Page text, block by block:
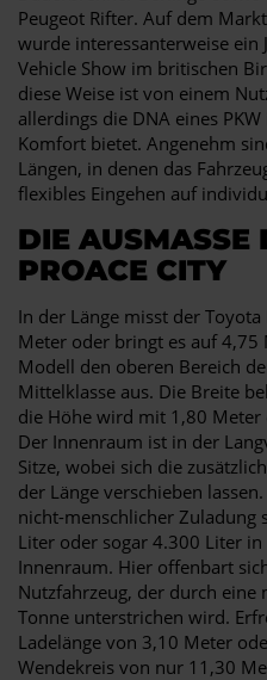
Peugeot Rifter. Auf dem
wurde interessanterweise ein
Vehicle Show im britischen
diese Weise ist von einem
allerdings die DNA eines
Komfort bietet. Angenehm
Längen, in denen das
flexibles Eingehen auf
DIE AUSMASSE
ROACE CITY
In der Länge misst der
Meter oder bringt es auf 4,75
Modell den oberen Bereich
Mittelklasse aus. Die Breite
die Höhe wird mit 1,80 Meter
Der Innenraum ist in der
Sitze, wobei sich die
der Länge verschieben
nicht-menschlicher Zuladung
Liter oder sogar 4.300 Liter
Innenraum. Hier offenbart
Nutzfahrzeug, der durch
Tonne unterstrichen wird.
Ladelänge von 3,10 Meter
Wendekreis von nur 11,30